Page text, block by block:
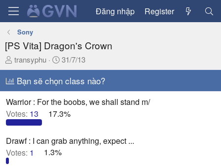
Đăng nhập Register
Sony
[PS Vita] Dragon's Crown
T
h
e
a
d
s
a
r
transyphu
N
g
à
y
g
ử
31/7/13
Bạn sẽ chọn class nào?
Warrior : For the boobs, we shall stand m/
Votes: 13 17.3%
Drawf : I can grab anything, expect ...
Votes: 1 1.3%